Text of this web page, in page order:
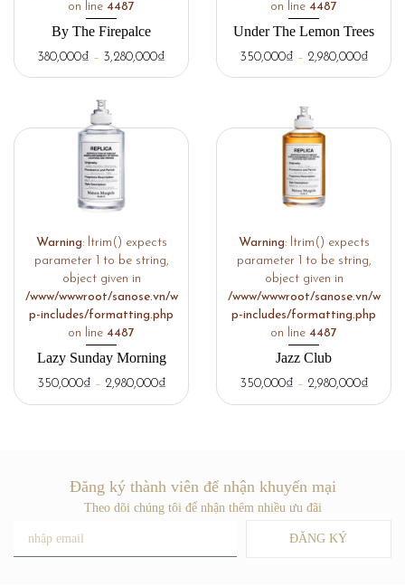
on line 4487
By The Firepalce
380,000₫ – 3,280,000₫
on line 4487
Under The Lemon Trees
350,000₫ – 2,980,000₫
Warning: ltrim() expects
parameter 1 to be string,
object given in
/www/wwwroot/sanose.vn/w
p-includes/formatting.php
on line 4487
Lazy Sunday Morning
350,000₫ – 2,980,000₫
Warning: ltrim() expects
parameter 1 to be string,
object given in
/www/wwwroot/sanose.vn/w
p-includes/formatting.php
on line 4487
Jazz Club
350,000₫ – 2,980,000₫
Đăng ký thành viên để nhận khuyến mại
Theo dõi chúng tôi để nhận thêm nhiều ưu đãi
ĐĂNG KÝ